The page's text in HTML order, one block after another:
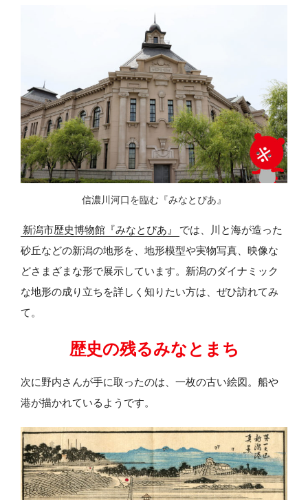
信濃川河口を臨む『みなとぴあ』
新潟市歴史博物館『みなとぴあ』
では、川と海が造った
砂丘などの新潟の地形を、地形模型や実物写真、映像な
どさまざまな形で展示しています。新潟のダイナミック
な地形の成り立ちを詳しく知りたい方は、ぜひ訪れてみ
て。
歴史の残るみなとまち
次に野内さんが手に取ったのは、一枚の古い絵図。船や
港が描かれているようです。